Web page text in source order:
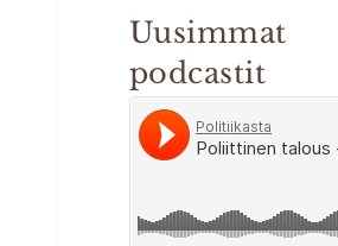
Uusimmat
podcastit